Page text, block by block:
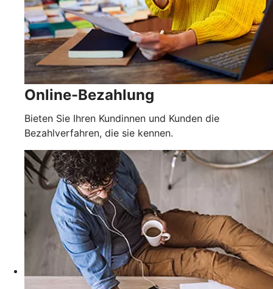
Online-Bezahlung
Bieten Sie Ihren Kundinnen und Kunden die
Bezahlverfahren, die sie kennen.